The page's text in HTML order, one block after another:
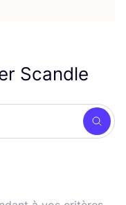
Scandle